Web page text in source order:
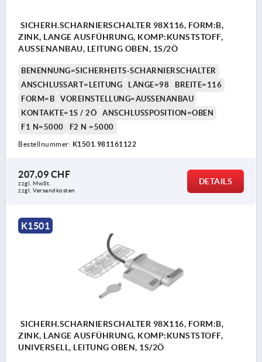
SICHERH.SCHARNIERSCHALTER 98X116, FORM:B,
ZINK, LANGE AUSFÜHRUNG, KOMP:KUNSTSTOFF,
AUSSENANBAU, LEITUNG OBEN, 1S/2Ö
BENENNUNG=SICHERHEITS-SCHARNIERSCHALTER
ANSCHLUSSART=LEITUNG
LÄNGE=98
BREITE=116
FORM=B
VOREINSTELLUNG=AUSSENANBAU
KONTAKTE=1S / 2Ö
ANSCHLUSSPOSITION=OBEN
F1 N=5000
F2 N =5000
Bestellnummer: K1501.981161122
207,09 CHF
zzgl. MwSt.
zzgl. Versandkosten
DETAILS
K1501
SICHERH.SCHARNIERSCHALTER 98X116, FORM:B,
ZINK, LANGE AUSFÜHRUNG, KOMP:KUNSTSTOFF,
UNIVERSELL, LEITUNG OBEN, 1S/2Ö